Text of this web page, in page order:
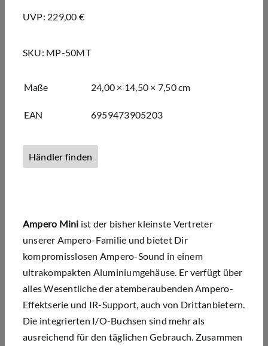
UVP: 229,00 €
SKU: MP-50MT
Maße 24,00 × 14,50 × 7,50 cm
EAN 6959473905203
Händler finden
Ampero Mini ist der bisher kleinste Vertreter
unserer Ampero-Familie und bietet Dir
kompromisslosen Ampero-Sound in einem
ultrakompakten Aluminiumgehäuse. Er verfügt über
alles Wesentliche der atemberaubenden Ampero-
Effektserie und IR-Support, auch von Drittanbietern.
Die integrierten I/O-Buchsen sind mehr als
ausreichend für den täglichen Gebrauch. Zusammen